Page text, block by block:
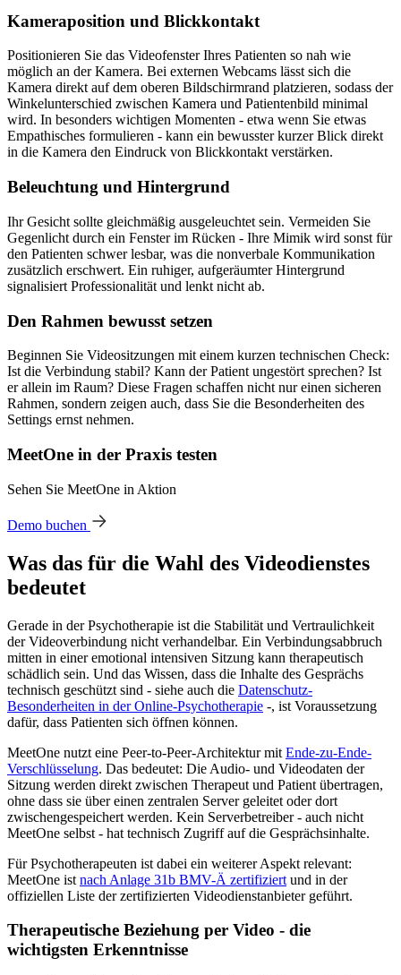
Kameraposition und Blickkontakt
Positionieren Sie das Videofenster Ihres Patienten so nah wie
möglich an der Kamera. Bei externen Webcams lässt sich die
Kamera direkt auf dem oberen Bildschirmrand platzieren, sodass der
Winkelunterschied zwischen Kamera und Patientenbild minimal
wird. In besonders wichtigen Momenten - etwa wenn Sie etwas
Empathisches formulieren - kann ein bewusster kurzer Blick direkt
in die Kamera den Eindruck von Blickkontakt verstärken.
Beleuchtung und Hintergrund
Ihr Gesicht sollte gleichmäßig ausgeleuchtet sein. Vermeiden Sie
Gegenlicht durch ein Fenster im Rücken - Ihre Mimik wird sonst für
den Patienten schwer lesbar, was die nonverbale Kommunikation
zusätzlich erschwert. Ein ruhiger, aufgeräumter Hintergrund
signalisiert Professionalität und lenkt nicht ab.
Den Rahmen bewusst setzen
Beginnen Sie Videositzungen mit einem kurzen technischen Check:
Ist die Verbindung stabil? Kann der Patient ungestört sprechen? Ist
er allein im Raum? Diese Fragen schaffen nicht nur einen sicheren
Rahmen, sondern zeigen auch, dass Sie die Besonderheiten des
Settings ernst nehmen.
MeetOne in der Praxis testen
Sehen Sie MeetOne in Aktion
Demo buchen
Was das für die Wahl des Videodienstes
bedeutet
Gerade in der Psychotherapie ist die Stabilität und Vertraulichkeit
der Videoverbindung nicht verhandelbar. Ein Verbindungsabbruch
mitten in einer emotional intensiven Sitzung kann therapeutisch
schädlich sein. Und das Wissen, dass die Inhalte des Gesprächs
technisch geschützt sind - siehe auch die Datenschutz-
Besonderheiten in der Online-Psychotherapie -, ist Voraussetzung
dafür, dass Patienten sich öffnen können.
MeetOne nutzt eine Peer-to-Peer-Architektur mit Ende-zu-Ende-
Verschlüsselung. Das bedeutet: Die Audio- und Videodaten der
Sitzung werden direkt zwischen Therapeut und Patient übertragen,
ohne dass sie über einen zentralen Server geleitet oder dort
zwischengespeichert werden. Kein Serverbetreiber - auch nicht
MeetOne selbst - hat technisch Zugriff auf die Gesprächsinhalte.
Für Psychotherapeuten ist dabei ein weiterer Aspekt relevant:
MeetOne ist nach Anlage 31b BMV-Ä zertifiziert und in der
offiziellen Liste der zertifizierten Videodienstanbieter geführt.
Therapeutische Beziehung per Video - die
wichtigsten Erkenntnisse